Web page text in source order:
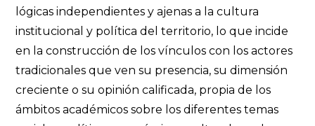
lógicas independientes y ajenas a la cultura
institucional y política del territorio, lo que incide
en la construcción de los vínculos con los actores
tradicionales que ven su presencia, su dimensión
creciente o su opinión calificada, propia de los
ámbitos académicos sobre los diferentes temas